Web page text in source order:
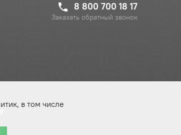
8 800 700 18 17
Заказать обратный звонок
в том числе